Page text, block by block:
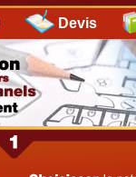
Devis